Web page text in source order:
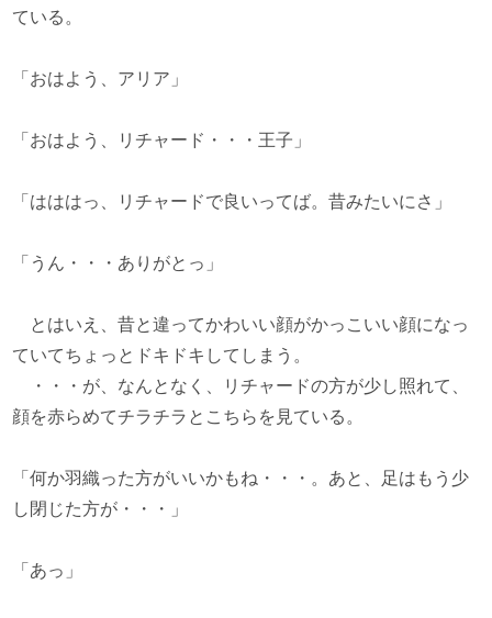
ている。
「おはよう、アリア」
「おはよう、リチャード・・・王子」
「はははっ、リチャードで良いってば。昔みたいにさ」
「うん・・・ありがとっ」
とはいえ、昔と違ってかわいい顔がかっこいい顔になっ
ていてちょっとドキドキしてしまう。
・・・が、なんとなく、リチャードの方が少し照れて、
顔を赤らめてチラチラとこちらを見ている。
「何か羽織った方がいいかもね・・・。あと、足はもう少
し閉じた方が・・・」
「あっ」